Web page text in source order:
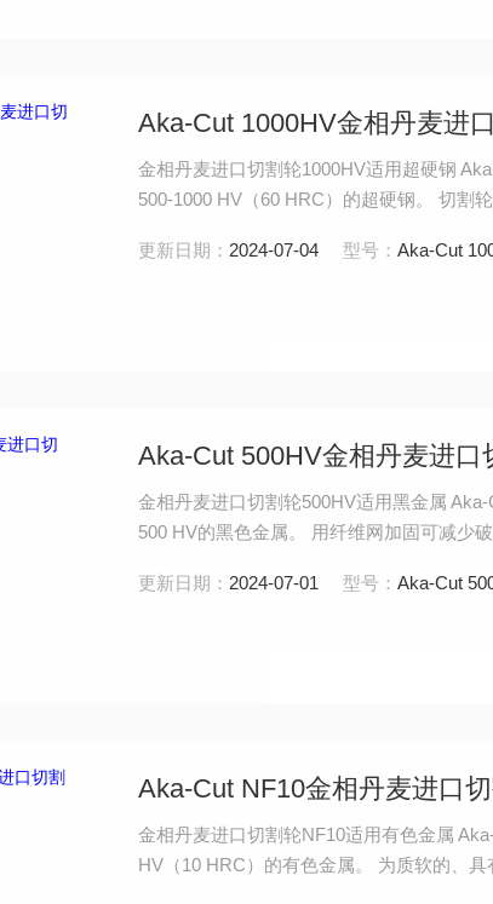
Aka-Cut 1000HV金相丹麦进
金相丹麦进口切割轮1000HV适用超硬钢
500-1000 HV（60 HRC）的超硬钢。 切割
更新日期： 2024-07-04 型号：Aka-Cut
Aka-Cut 500HV金相丹麦进
金相丹麦进口切割轮500HV适用黑金属
500 HV的黑色金属。 用纤维网加固可减少
更新日期： 2024-07-01 型号：Aka-Cut
Aka-Cut NF10金相丹麦进口
金相丹麦进口切割轮NF10适用有色金属
HV（10 HRC）的有色金属。 为质软的、